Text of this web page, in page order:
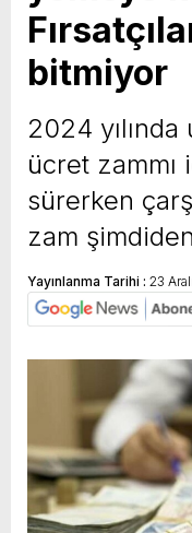
yeni özellikler
bitmiyor
2024
ücret
sürerken
zam şimdiden
Yayınlanma Tarihi : 23